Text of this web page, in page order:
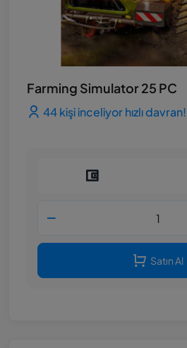
Farming Simulator 25 PC
44 kişi inceliyor hızlı davran!
Satın Al